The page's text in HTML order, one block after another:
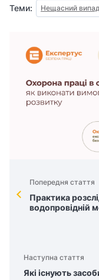
Теми: Нещасний
Попередня стаття
Практика
водопровідній
Наступна стаття
Які існують